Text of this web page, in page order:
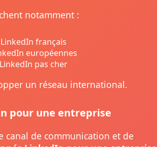
notamment :
français
européennes
pas cher
un réseau international.
pour une entreprise
canal de communication et de